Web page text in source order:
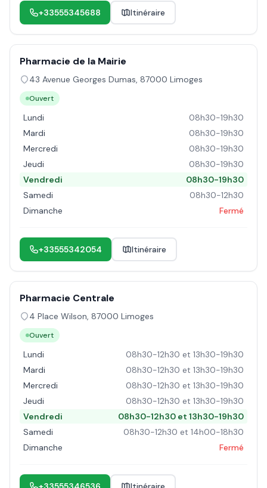
+33555345688 Itinéraire
Pharmacie de la Mairie
43 Avenue Georges Dumas, 87000 Limoges
Ouvert
Lundi
08h30-19h30
Mardi
08h30-19h30
Mercredi
08h30-19h30
Jeudi
08h30-19h30
Vendredi
08h30-19h30
Samedi
08h30-12h30
Dimanche
Fermé
+33555342054 Itinéraire
Pharmacie Centrale
4 Place Wilson, 87000 Limoges
Ouvert
Lundi
08h30-12h30 et 13h30-19h30
Mardi
08h30-12h30 et 13h30-19h30
Mercredi
08h30-12h30 et 13h30-19h30
Jeudi
08h30-12h30 et 13h30-19h30
Vendredi
08h30-12h30 et 13h30-19h30
Samedi
08h30-12h30 et 14h00-18h30
Dimanche
Fermé